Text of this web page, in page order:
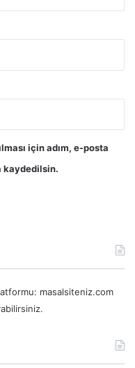
için adım, e-posta
kaydedilsin.
masalsiteniz.com